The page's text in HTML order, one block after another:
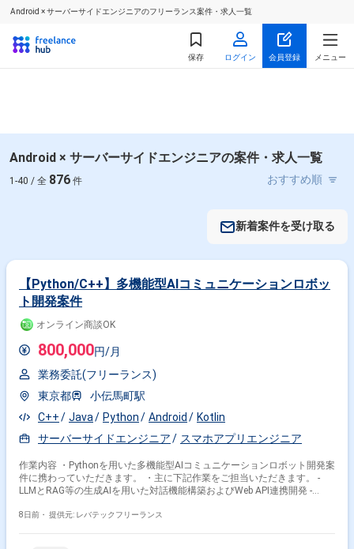
Android × サーバーサイドエンジニアのフリーランス案件・求人一覧
保存 ログイン 会員登録 メニュー
Android × サーバーサイドエンジニアの案件・求人一覧
1-40 / 全 876 件
新着案件を受け取る
【Python/C++】多機能型AIコミュニケーションロボッ
ト開発案件
オンライン商談OK
800,000円/月
業務委託(フリーランス)
東京都
小伝馬町駅
C++
Java Python Android
Kotlin
サーバーサイドエンジニア
スマホアプリエンジニア
作業内容 ・Pythonを用いた多機能型AIコミュニケーションロボット開発案
件に携わっていただきます。 ・主に下記作業をご担当いただきます。 -
LLMとRAG等の生成AIを用いた対話機能構築およびWeb API連携開発 -
バックエンドAPIの実装
8日前・ 提供元: レバテックフリーランス